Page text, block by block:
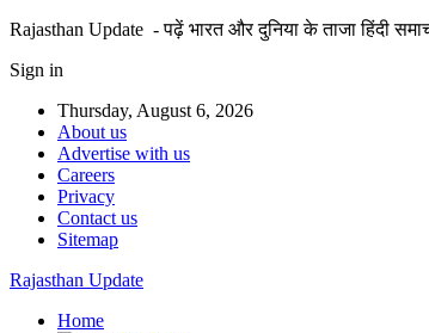
Rajasthan Update - पढ़ें भारत और दुनिया के ताजा हिंदी
Sign in
Thursday, August 6, 2026
About us
Advertise with us
Careers
Privacy
Contact us
Sitemap
Rajasthan Update
Home